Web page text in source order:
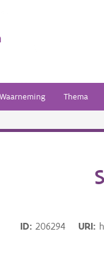
Waarneming Thema
ID
206294 URI